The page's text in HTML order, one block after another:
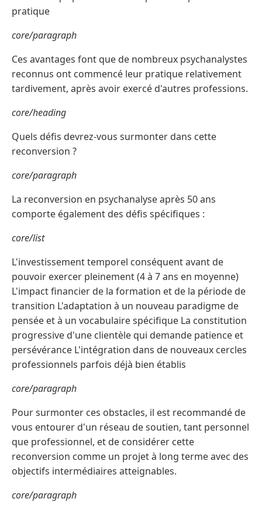
pratique
core/paragraph
Ces avantages font que de nombreux psychanalystes
reconnus ont commencé leur pratique relativement
tardivement, après avoir exercé d'autres professions.
core/heading
Quels défis devrez-vous surmonter dans cette
reconversion ?
core/paragraph
La reconversion en psychanalyse après 50 ans
comporte également des défis spécifiques :
core/list
L'investissement temporel conséquent avant de
pouvoir exercer pleinement (4 à 7 ans en moyenne)
L'impact financier de la formation et de la période de
transition L'adaptation à un nouveau paradigme de
pensée et à un vocabulaire spécifique La constitution
progressive d'une clientèle qui demande patience et
persévérance L'intégration dans de nouveaux cercles
professionnels parfois déjà bien établis
core/paragraph
Pour surmonter ces obstacles, il est recommandé de
vous entourer d'un réseau de soutien, tant personnel
que professionnel, et de considérer cette
reconversion comme un projet à long terme avec des
objectifs intermédiaires atteignables.
core/paragraph